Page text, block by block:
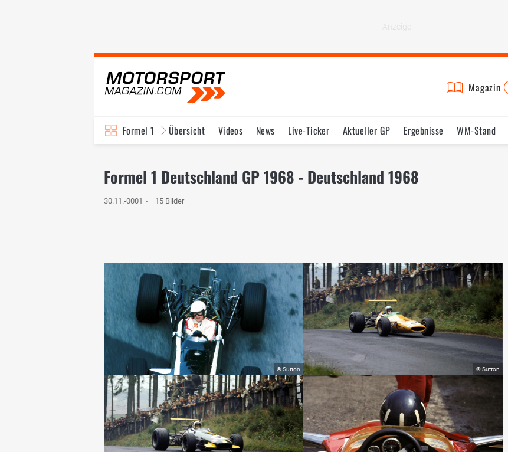
Magazin
Formel 1 Übersicht Videos News Live-Ticker Aktueller GP Ergebnisse WM-Stand
Formel 1 Deutschland GP 1968 - Deutschland 1968
30.11.-0001 15 Bilder